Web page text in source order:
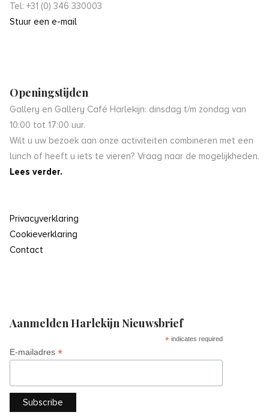
Tel: +31 (0) 346 330003
Stuur een e-mail
Openingstijden
Gallery en Gallery Café Harlekijn: dinsdag t/m zondag van
10:00 tot 17:00 uur.
Wilt u uw bezoek aan onze activiteiten combineren met een
lunch of heeft u iets te vieren? Vraag naar de mogelijkheden.
Lees verder.
Privacyverklaring
Cookieverklaring
Contact
Aanmelden Harlekijn Nieuwsbrief
* indicates required
E-mailadres *